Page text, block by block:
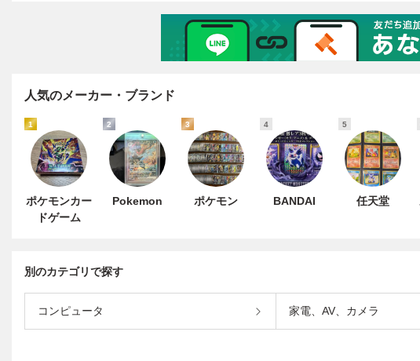
人気のメーカー・ブランド
1
ポケモンカー
ドゲーム
2
Pokemon
3
ポケモン
4
BANDAI
5
任天堂
別のカテゴリで探す
コンピュータ 家電、AV、カメラ